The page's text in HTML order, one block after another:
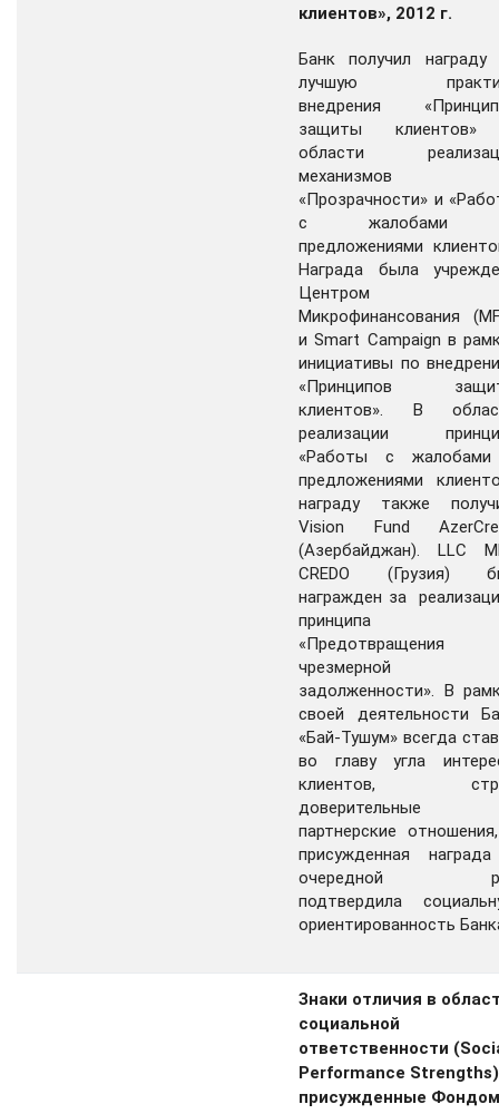
клиентов», 2012 г.
Банк получил награду
лучшую
внедрения
защиты
области
механизмов
«Прозрачности» и
с жалобами
предложениями
Награда была
Центром
Микрофинансования
и Smart Campaign в
инициативы по
«Принципов
клиентов». В
реализации
«Работы с
предложениями
награду также
Vision Fund
(Азербайджан). LLC
CREDO (Грузия)
награжден за
принципа
«Предотвращения
чрезмерной
задолженности». В
своей деятельности
«Бай-Тушум» всегда
во главу угла
клиентов,
доверительные
партнерские
присужденная
очередной
подтвердила
ориентированность
Знаки отличия в
социальной
ответственности
Performance
присужденные Фондом